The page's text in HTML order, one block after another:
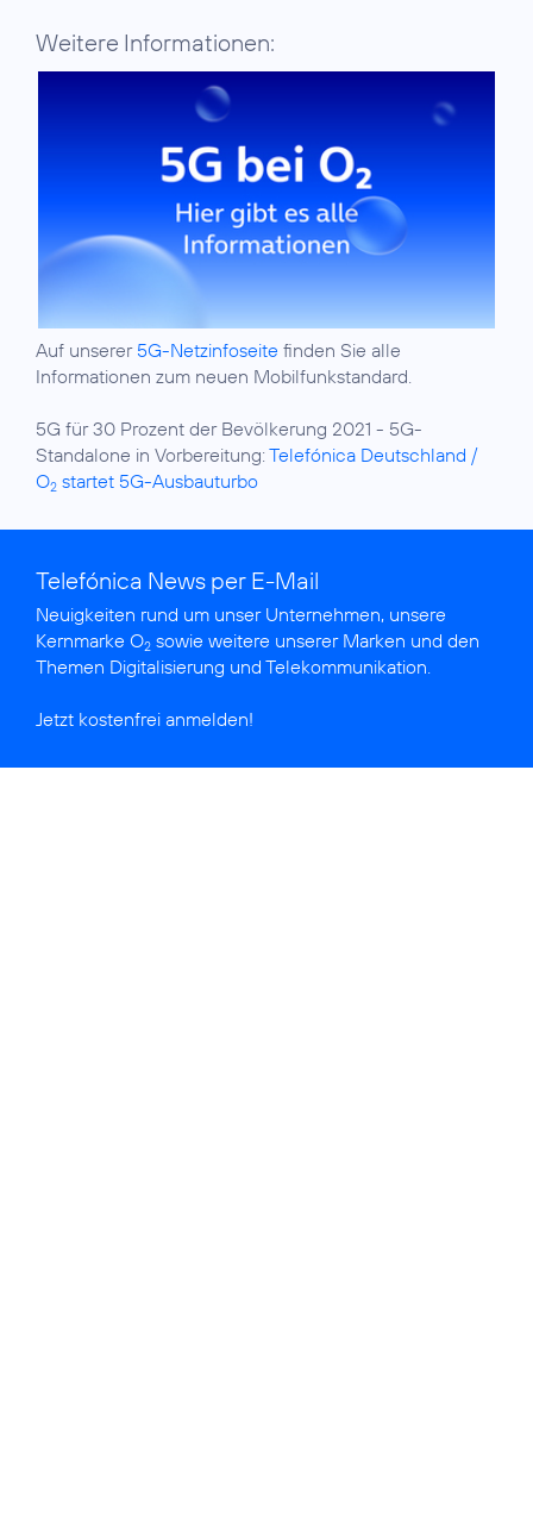
Weitere Informationen:
Auf unserer 5G-Netzinfoseite finden Sie alle
Informationen zum neuen Mobilfunkstandard.
5G für 30 Prozent der Bevölkerung 2021 - 5G-
Standalone in Vorbereitung:Telefónica Deutschland /
O2 startet 5G-Ausbauturbo
Telefónica News per E-Mail
Neuigkeiten rund um unser Unternehmen, unsere
Kernmarke O2 sowie weitere unserer Marken und den
Themen Digitalisierung und Telekommunikation.
Jetzt kostenfrei anmelden!